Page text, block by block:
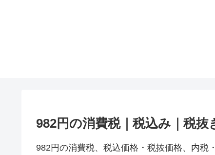
982円の消費税｜税込み｜税抜
982円の消費税、税込価格・税抜価格、内税